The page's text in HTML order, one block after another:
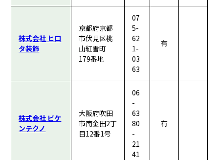
株式会社 ヒロ
タ装飾
京都府京都
市伏見区桃
山紅雪町
179番地
07
5-
62
1-
03
63
有
株式会社 ビケ
ンテクノ
大阪府吹田
市南金田2丁
目12番1号
06
-
63
80
-
21
41
有